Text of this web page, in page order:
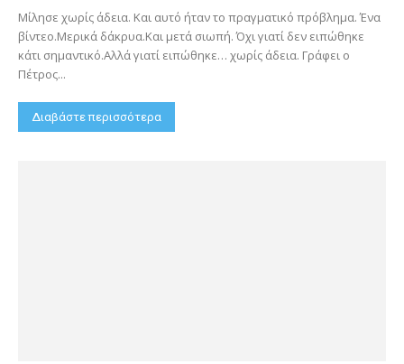
Μίλησε χωρίς άδεια. Και αυτό ήταν το πραγματικό πρόβλημα. Ένα
βίντεο.Μερικά δάκρυα.Και μετά σιωπή. Όχι γιατί δεν ειπώθηκε
κάτι σημαντικό.Αλλά γιατί ειπώθηκε… χωρίς άδεια. Γράφει ο
Πέτρος...
Διαβάστε περισσότερα